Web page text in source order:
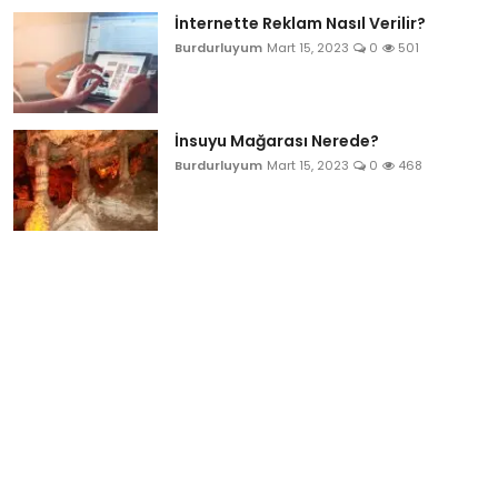
İnternette Reklam Nasıl Verilir?
Burdurluyum Mart 15, 2023 0 501
İnsuyu Mağarası Nerede?
Burdurluyum Mart 15, 2023 0 468